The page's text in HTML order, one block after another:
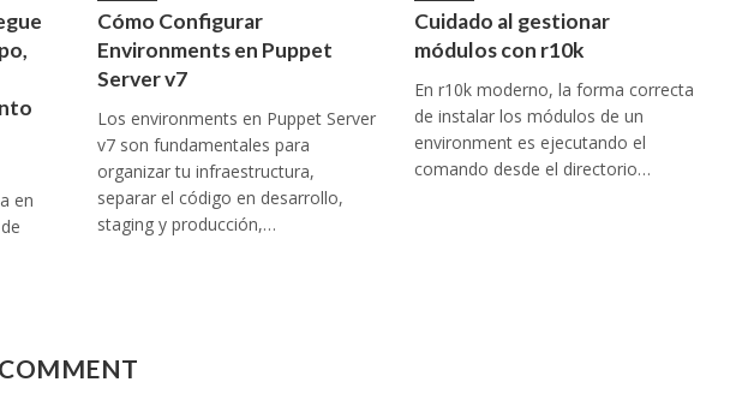
en
Cómo Configurar
Environments en Puppet
Server v7
Los environments en Puppet Server
v7 son fundamentales para
organizar tu infraestructura,
separar el código en desarrollo,
staging y producción,…
Cuidado al gestionar
módulos con r10k
En r10k moderno, la forma correcta
de instalar los módulos de un
environment es ejecutando el
comando desde el directorio…